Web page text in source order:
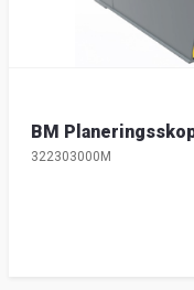
BM
322303000M